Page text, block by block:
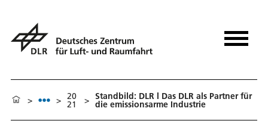
> > 20
21 > Standbild: DLR l Das DLR als Partner für
die emissionsarme Industrie